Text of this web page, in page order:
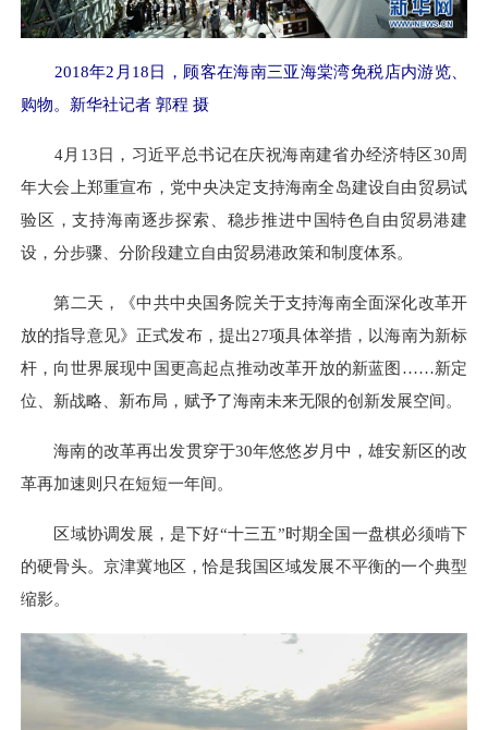
2018年2月18日，顾客在海南三亚海棠湾免税店内游览、
购物。新华社记者 郭程 摄
4月13日，习近平总书记在庆祝海南建省办经济特区30周
年大会上郑重宣布，党中央决定支持海南全岛建设自由贸易试
验区，支持海南逐步探索、稳步推进中国特色自由贸易港建
设，分步骤、分阶段建立自由贸易港政策和制度体系。
第二天，《中共中央国务院关于支持海南全面深化改革开
放的指导意见》正式发布，提出27项具体举措，以海南为新标
杆，向世界展现中国更高起点推动改革开放的新蓝图……新定
位、新战略、新布局，赋予了海南未来无限的创新发展空间。
海南的改革再出发贯穿于30年悠悠岁月中，雄安新区的改
革再加速则只在短短一年间。
区域协调发展，是下好“十三五”时期全国一盘棋必须啃下
的硬骨头。京津冀地区，恰是我国区域发展不平衡的一个典型
缩影。